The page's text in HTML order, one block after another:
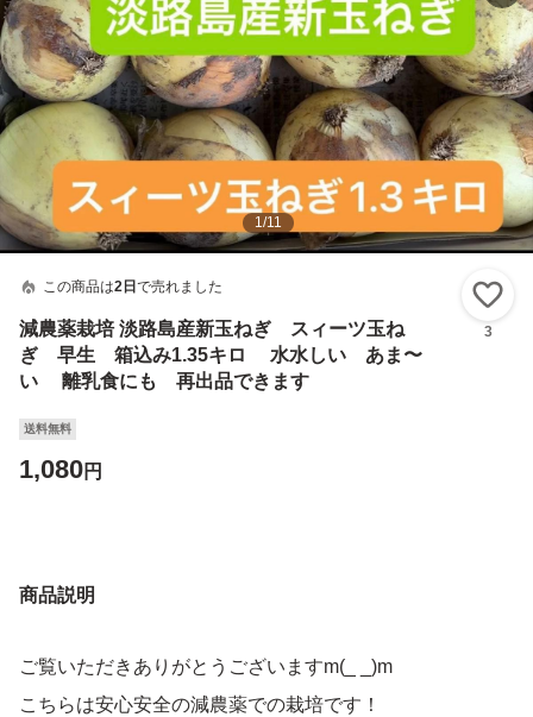
1/11
この商品は2日 で売れました
減農薬栽培 淡路島産新玉ねぎ スィーツ玉ね
ぎ 早生 箱込み1.35キロ 水水しい あま〜
い 離乳食にも 再出品できます
3
送料無料
1,080円
商品説明
ご覧いただきありがとうございますm(_ _)m
こちらは安心安全の減農薬での栽培です！